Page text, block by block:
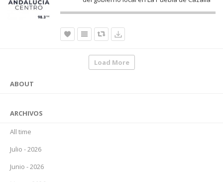
Load More
ABOUT
ARCHIVOS
All time
Julio - 2026
Junio - 2026